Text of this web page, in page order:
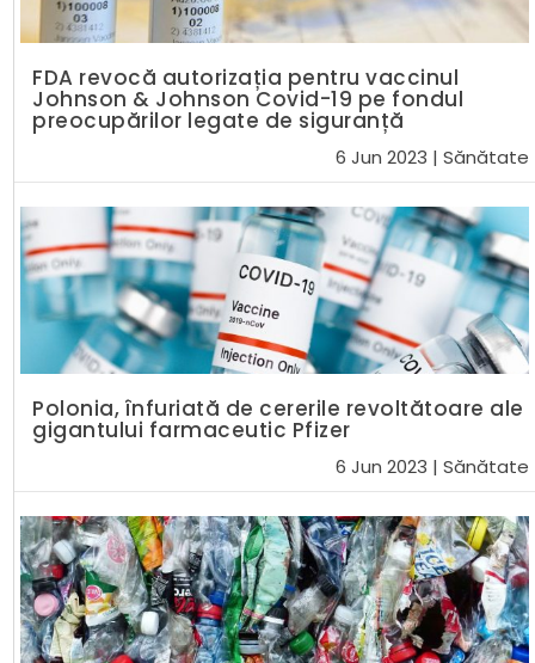
FDA revocă autorizația pentru vaccinul
Johnson & Johnson Covid-19 pe fondul
preocupărilor legate de siguranță
6 Jun 2023 | Sănătate
Polonia, înfuriată de cererile revoltătoare ale
gigantului farmaceutic Pfizer
6 Jun 2023 | Sănătate